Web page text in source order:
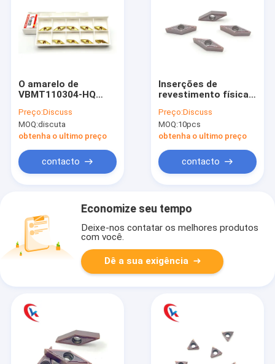
O amarelo de
VBMT110304-HQ
quimicamente
inserções furando
para as inserções de
tungstênio
Preço:Discuss
MOQ:discuta
obtenha o ultimo preço
contacto
Inserções de
revestimento físicas
tungstênio de
VBMT110304-MV
com 2 de ponta
Preço:Discuss
MOQ:10pcs
obtenha o ultimo preço
contacto
Economize seu tempo
Deixe-nos contatar os melhores produtos
com você.
Dê a sua exigência